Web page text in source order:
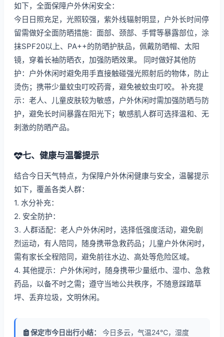
如下，全面保障户外休闲安全：
今日日照充足，光照较强，紫外线辐射明显，户外长时间停
留需做好全面防晒措施：面部、颈部、手臂等暴露部位，涂
抹SPF20以上、PA++的防晒护肤品，佩戴防晒帽、太阳
镜，穿着长袖防晒衣，加强防晒效果。 同时做好其他防
护：户外休闲时避免用手直接触碰强光照射后的物体，防止
烫伤；携带少量蚊虫叮咬药膏，避免被蚊虫叮咬。 补充提
示：老人、儿童皮肤较为敏感，户外休闲时需加强防晒与防
护，避免长时间暴露在阳光下；敏感肌人群可选择温和、无
刺激的防晒产品。
七、健康与温馨提示
结合今日天气特点，为保障户外休闲健康与安全，温馨提示
如下，覆盖各类人群：
1. 水分补充：
2. 安全防护：
3. 人群适配：老人户外休闲时，选择低强度活动，避免剧
烈运动，有人陪同，随身携带急救药品；儿童户外休闲时，
需有家长全程陪同，避免前往水边、高处等危险区域。
4. 其他提示：户外休闲时，随身携带少量纸巾、湿巾、急救
药品，以备不时之需；遵守当地公共秩序，不随意踩踏草
坪、丢弃垃圾，文明休闲。
保定市今日出行小结：
今日多云，气温24℃，湿度